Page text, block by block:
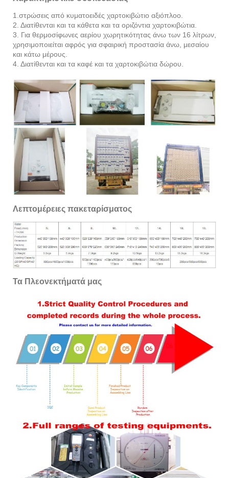
1.στρώσεις από κυματοειδές χαρτοκιβώτιο αξιόπλοο.
2. Διατίθενται και τα κάθετα και τα οριζόντια χαρτοκιβώτια.
3. Για θερμοσίφωνες αερίου χωρητικότητας άνω των 16 λίτρων,
χρησιμοποιείται αφρός για σφαιρική προστασία άνω, μεσαίου
και κάτω μέρους.
4. Διατίθενται και τα καφέ και τα χαρτοκιβώτια δώρου.
Λεπτομέρειες πακεταρίσματος
Τα Πλεονεκτήματά μας